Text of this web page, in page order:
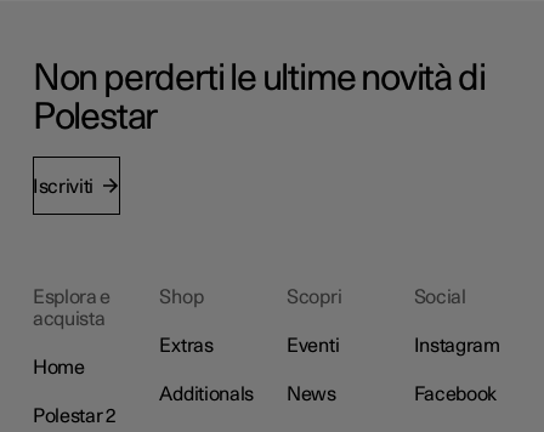
Non perderti le ultime novità di
Polestar
Iscriviti
Esplora e
acquista
Home
Polestar 2
Shop
Extras
Additionals
Scopri
Eventi
News
Social
Instagram
Facebook